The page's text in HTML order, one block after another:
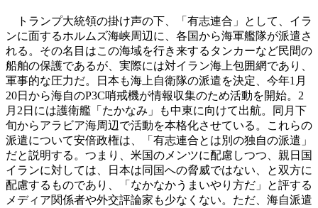
トランプ大統領の掛け声の下、「有志連合」として、イラ
ンに面するホルムズ海峡周辺に、各国から海軍艦隊が派遣さ
れる。その名目はこの海域を行き来するタンカーなど民間の
船舶の保護であるが、実際には対イラン海上包囲網であり、
軍事的な圧力だ。日本も海上自衛隊の派遣を決定、今年1月
20日から海自のP3C哨戒機が情報収集のため活動を開始。2
月2日には護衛艦「たかなみ」も中東に向けて出航。同月下
旬からアラビア海周辺で活動を本格化させている。これらの
派遣について安倍政権は、「有志連合とは別の独自の派遣」
だと説明する。つまり、米国のメンツに配慮しつつ、親日国
イランに対しては、日本は同国への脅威ではない、と双方に
配慮するものであり、「なかなかうまいやり方だ」と評する
メディア関係者や外交評論家も少なくない。ただ、海自派遣